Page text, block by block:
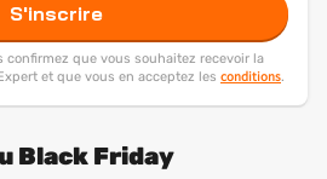
S'inscrire
confirmez que vous souhaitez recevoir la
et que vous en acceptez les conditions.
Black Friday